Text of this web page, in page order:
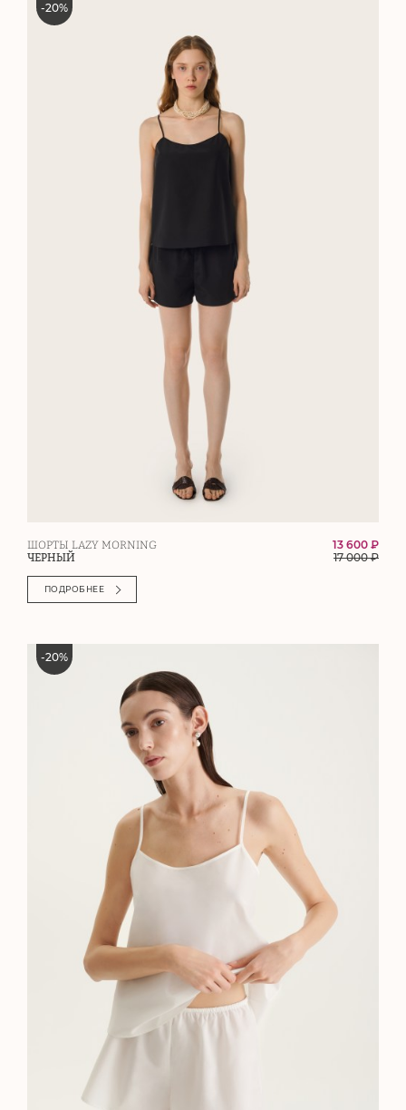
-20%
ШОРТЫ LAZY MORNING
ЧЕРНЫЙ
13 600 ₽
17 000₽
ПОДРОБНЕЕ
-20%